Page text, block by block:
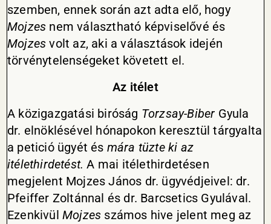
szemben, ennek során azt adta elő, hogy
Mojzes nem választható képviselővé és
Mojzes volt az, aki a választások idején
törvénytelenségeket követett el.
Az itélet
A közigazgatási biróság Torzsay-Biber Gyula
dr. elnöklésével hónapokon keresztül tárgyalta
a petició ügyét és mára tüzte ki az
itélethirdetést.A mai itélethirdetésen
megjelent Mojzes János dr. ügyvédjeivel: dr.
Pfeiffer Zoltánnal és dr. Barcsetics Gyulával.
Ezenkivül Mojzes számos hive jelent meg az